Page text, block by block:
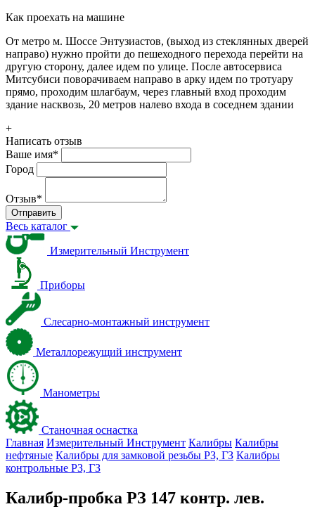
Как проехать на машине
От метро м. Шоссе Энтузиастов, (выход из стеклянных дверей
направо) нужно пройти до пешеходного перехода перейти на
другую сторону, далее идем по улице. После автосервиса
Митсубиси поворачиваем направо в арку идем по тротуару
прямо, проходим шлагбаум, через главный вход проходим
здание насквозь, 20 метров налево входа в соседнем здании
+
Написать отзыв
Ваше имя*
Город
Отзыв*
Отправить
Весь каталог
Измерительный Инструмент
Приборы
Слесарно-монтажный инструмент
Металлорежущий инструмент
Манометры
Станочная оснастка
Главная Измерительный Инструмент Калибры Калибры
нефтяные Калибры для замковой резьбы PЗ, ГЗ Калибры
контрольные PЗ, ГЗ
Калибр-пробка РЗ 147 контр. лев.